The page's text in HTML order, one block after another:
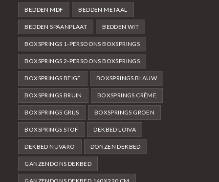
BEDDEN MDF BEDDEN METAAL
BEDDEN SPAANPLAAT BEDDEN WIT
BOXSPRINGS 1-PERSOONS BOXSPRINGS
BOXSPRINGS 2-PERSOONS BOXSPRINGS
BOXSPRINGS BEIGE BOXSPRINGS BLAUW
BOXSPRINGS BRUIN BOXSPRINGS CRÈME
BOXSPRINGS GRIJS BOXSPRINGS GROEN
BOXSPRINGS STOF DEKBED LOIVA
DEKBED NUVARO DONZEN DEKBED
GANZENDONS DEKBED